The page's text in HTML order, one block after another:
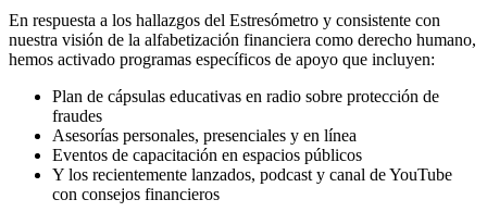
En respuesta a los hallazgos del Estresómetro y consistente con
nuestra visión de la alfabetización financiera como derecho humano,
hemos activado programas específicos de apoyo que incluyen:
Plan de cápsulas educativas en radio sobre protección de
fraudes
Asesorías personales, presenciales y en línea
Eventos de capacitación en espacios públicos
Y los recientemente lanzados, podcast y canal de YouTube
con consejos financieros